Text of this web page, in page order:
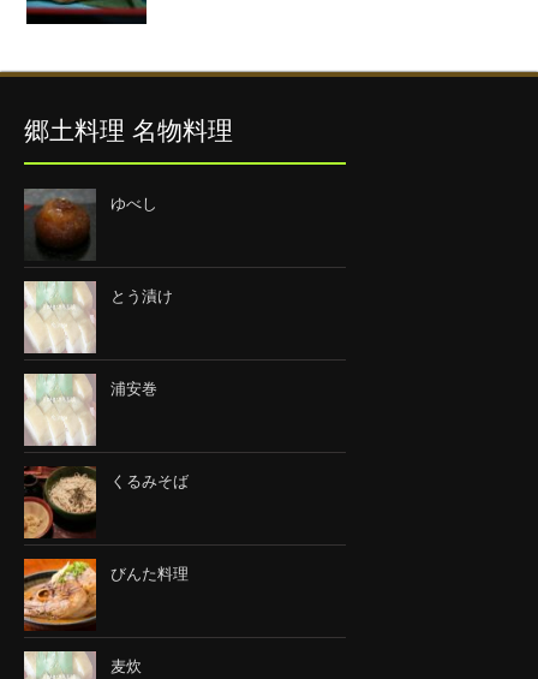
郷土料理 名物料理
ゆべし
とう漬け
浦安巻
くるみそば
びんた料理
麦炊